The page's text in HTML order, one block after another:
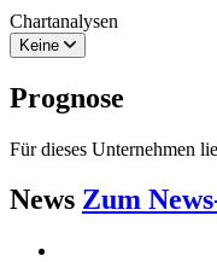
Chartanalysen
Keine
Prognose
Für dieses Unternehmen
News Zum